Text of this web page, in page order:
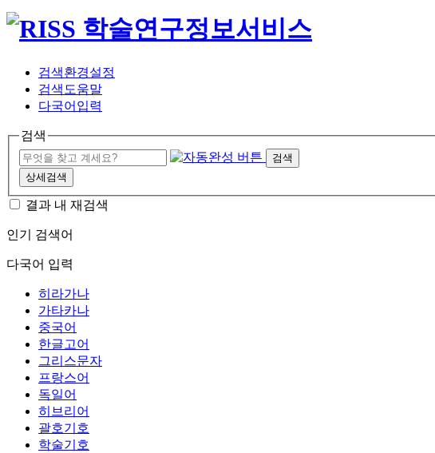
검색환경설정
검색도움말
다국어입력
검색
검색
상세검색
결과 내 재검색
인기 검색어
다국어 입력
히라가나
가타카나
중국어
한글고어
그리스문자
프랑스어
독일어
히브리어
괄호기호
학술기호